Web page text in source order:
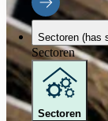
Sectoren (has
Sectoren
Sectoren